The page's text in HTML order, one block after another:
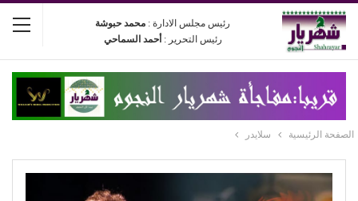
رئيس مجلس الادارة : محمد حبوشة
رئيس التحرير : أحمد السماحي
الصفحة الرئيسية سلايدر